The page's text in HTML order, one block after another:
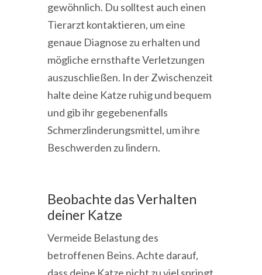
gewöhnlich. Du solltest auch einen
Tierarzt kontaktieren, um eine
genaue Diagnose zu erhalten und
mögliche ernsthafte Verletzungen
auszuschließen. In der Zwischenzeit
halte deine Katze ruhig und bequem
und gib ihr gegebenenfalls
Schmerzlinderungsmittel, um ihre
Beschwerden zu lindern.
Beobachte das Verhalten
deiner Katze
Vermeide Belastung des
betroffenen Beins. Achte darauf,